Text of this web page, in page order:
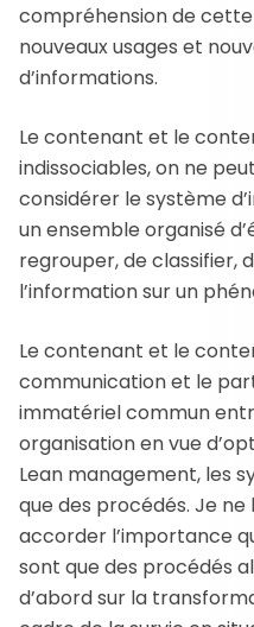
compréhension de
nouveaux usages et
d’informations.
Le contenant et le
indissociables, on ne
considérer le système
un ensemble organisé
regrouper, de classifier,
l’information sur un
Le contenant et le
communication et le
immatériel commun
organisation en vue
Lean management, les
que des procédés. Je
accorder l’importance
sont que des procédés
d’abord sur la